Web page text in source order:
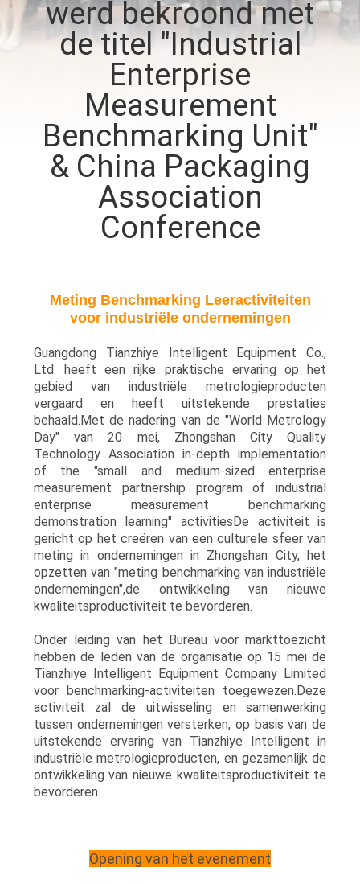
KWALITEITSCONTROLE
CONTACT
MET
GEVALLEN
VRAAG
EEN
OFFERTE
SITEMAP
PRIVACYBELEID
werd bekroond met
de titel "Industrial
Enterprise
Measurement
Benchmarking Unit"
& China Packaging
Association
Conference
Meting Benchmarking Leeractiviteiten
voor industriële ondernemingen
Guangdong Tianzhiye Intelligent Equipment Co.,
Ltd. heeft een rijke praktische ervaring op het
gebied van industriële metrologieproducten
vergaard en heeft uitstekende prestaties
behaald.Met de nadering van de "World Metrology
Day" van 20 mei, Zhongshan City Quality
Technology Association in-depth implementation
of the "small and medium-sized enterprise
measurement partnership program of industrial
enterprise measurement benchmarking
demonstration learning" activitiesDe activiteit is
gericht op het creëren van een culturele sfeer van
meting in ondernemingen in Zhongshan City, het
opzetten van "meting benchmarking van industriële
ondernemingen",de ontwikkeling van nieuwe
kwaliteitsproductiviteit te bevorderen.
Onder leiding van het Bureau voor markttoezicht
hebben de leden van de organisatie op 15 mei de
Tianzhiye Intelligent Equipment Company Limited
voor benchmarking-activiteiten toegewezen.Deze
activiteit zal de uitwisseling en samenwerking
tussen ondernemingen versterken, op basis van de
uitstekende ervaring van Tianzhiye Intelligent in
industriële metrologieproducten, en gezamenlijk de
ontwikkeling van nieuwe kwaliteitsproductiviteit te
bevorderen.
Opening van het evenement